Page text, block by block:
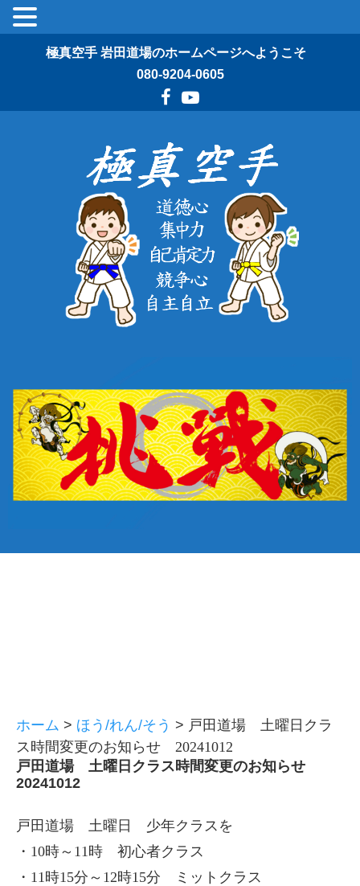
極真空手 岩田道場のホームページへようこそ
080-9204-0605
ホーム > ほう/れん/そう > 戸田道場 土曜日クラ
ス時間変更のお知らせ 20241012
戸田道場 土曜日クラス時間変更のお知らせ
20241012
戸田道場 土曜日 少年クラスを
・10時～11時 初心者クラス
・11時15分～12時15分 ミットクラス